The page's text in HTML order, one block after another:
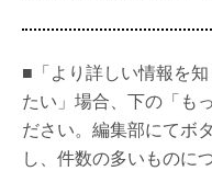
■「より詳しい情報を
たい」場合、下の「も
ださい。編集部にてボ
し、件数の多いものに